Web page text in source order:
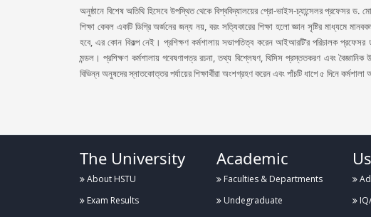
অনুষ্ঠানে বিশেষ অতিথি হিসেবে উপস্থিত থেকে বিশ্ববিদ্যালয়ের প্রো-ভাইস-চ্যান্সেলর প্রফেসর
শিক্ষা কেবল একটি ডিগ্রি অর্জনের জন্য নয়, বরং সত্যিকারের শিক্ষা হলো জ্ঞান সৃষ্টির মাধ্যমে
হবে, এর কোন বিকল্প নেই। প্রশিক্ষণ কর্মশালায় সভাপতিত্ব করেন আইআরটি’র পরিচালক
মন্ডল। প্রশিক্ষণ কর্মশালায় গবেষণাপত্র রচনা, তথ্য বিশ্লেষণ, থিসিস প্রস্ততকরণ এবং
বিভিন্ন অনুষদের স্নাতকোত্তর পর্যায়ের শিক্ষার্থীরা অংশগ্রহণ করেন এবং পাঁচটি ধাপে ৫ দিনে কর্মশালা
The University
About HSTU
Exam Results
Academic
Faculties & Departments
Undegraduate